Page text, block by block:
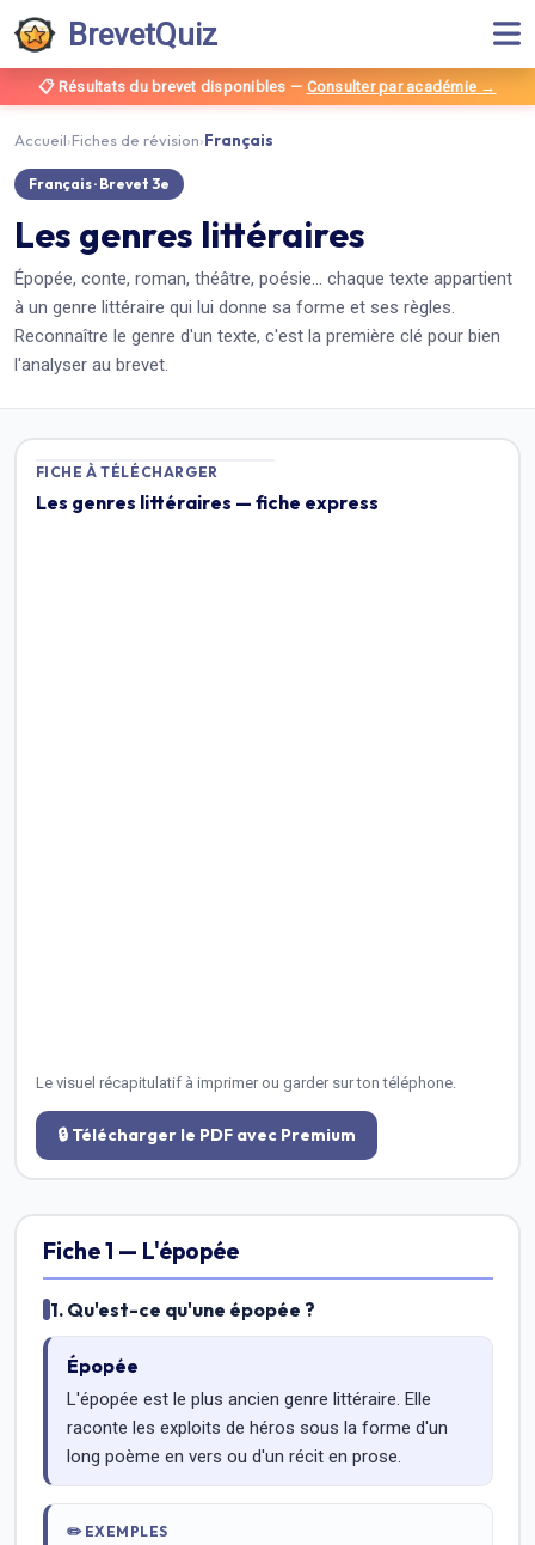
BrevetQuiz
📋 Résultats du brevet disponibles — Consulter par académie →
Accueil›Fiches de révision›Français
Français· Brevet 3e
Les genres littéraires
Épopée, conte, roman, théâtre, poésie… chaque texte appartient
à un genre littéraire qui lui donne sa forme et ses règles.
Reconnaître le genre d'un texte, c'est la première clé pour bien
l'analyser au brevet.
FICHE À TÉLÉCHARGER
Les genres littéraires — fiche express
Le visuel récapitulatif à imprimer ou garder sur ton téléphone.
🔒 Télécharger le PDF avec Premium
Fiche 1 — L'épopée
1. Qu'est-ce qu'une épopée ?
Épopée
L'épopée est le plus ancien genre littéraire. Elle
raconte les exploits de héros sous la forme d'un
long poème en vers ou d'un récit en prose.
✏️ EXEMPLES